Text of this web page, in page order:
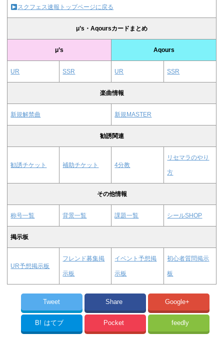
スクフェス速報トップページに戻る
μ’s・Aqoursカードまとめ
μ’s Aqours
UR SSR UR SSR
楽曲情報
新規解禁曲 新規MASTER
勧誘関連
勧誘チケット 補助チケット 4分教
リセマラのやり
方
その他情報
称号一覧 背景一覧 課題一覧 シールSHOP
掲示板
UR予想掲示板
フレンド募集掲
示板
イベント予想掲
示板
初心者質問掲示
板
Tweet Share Google+
B! はてブ Pocket feedly